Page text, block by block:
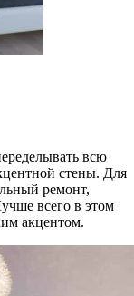
всю
стены. Для
ремонт,
всего в этом
акцентом.